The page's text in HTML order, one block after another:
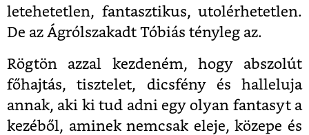
letehetetlen, fantasztikus, utolérhetetlen.
De az Ágrólszakadt Tóbiás tényleg az.
Rögtön azzal kezdeném, hogy abszolút
főhajtás, tisztelet, dicsfény és halleluja
annak, aki ki tud adni egy olyan fantasyt a
kezéből, aminek nemcsak eleje, közepe és